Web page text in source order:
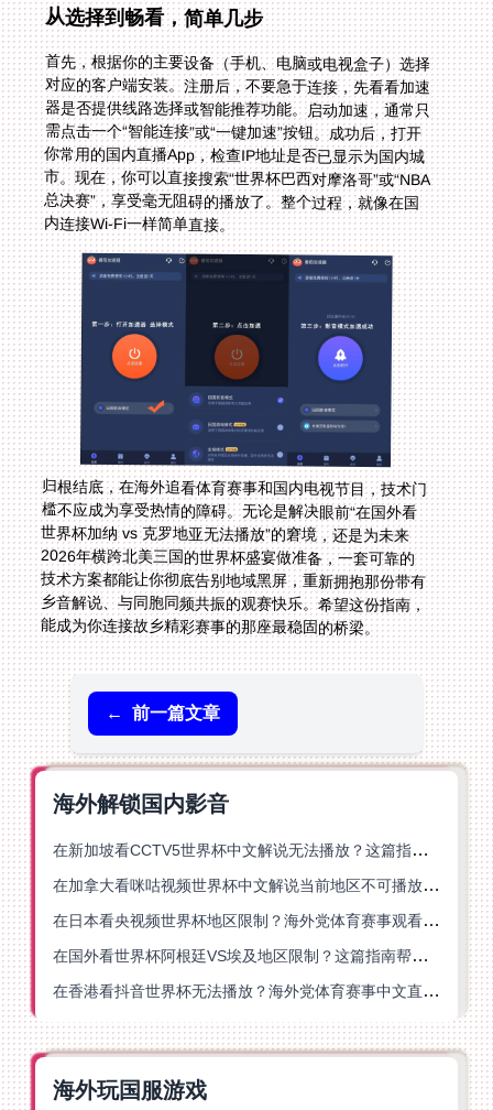
从选择到畅看，简单几步
首先，根据你的主要设备（手机、电脑或电视盒子）选择
对应的客户端安装。注册后，不要急于连接，先看看加速
器是否提供线路选择或智能推荐功能。启动加速，通常只
需点击一个“智能连接”或“一键加速”按钮。成功后，打开
你常用的国内直播App，检查IP地址是否已显示为国内城
市。现在，你可以直接搜索“世界杯巴西对摩洛哥”或“NBA
总决赛”，享受毫无阻碍的播放了。整个过程，就像在国
内连接Wi-Fi一样简单直接。
归根结底，在海外追看体育赛事和国内电视节目，技术门
槛不应成为享受热情的障碍。无论是解决眼前“在国外看
世界杯加纳 vs 克罗地亚无法播放”的窘境，还是为未来
2026年横跨北美三国的世界杯盛宴做准备，一套可靠的
技术方案都能让你彻底告别地域黑屏，重新拥抱那份带有
乡音解说、与同胞同频共振的观赛快乐。希望这份指南，
能成为你连接故乡精彩赛事的那座最稳固的桥梁。
← 前一篇文章
海外解锁国内影音
在新加坡看CCTV5世界杯中文解说无法播放？这篇指南帮你解锁海外体育直播自由
在加拿大看咪咕视频世界杯中文解说当前地区不可播放？这篇指南帮你一键解决
在日本看央视频世界杯地区限制？海外党体育赛事观看终极指南
在国外看世界杯阿根廷VS埃及地区限制？这篇指南帮你搞定中文直播+解说
在香港看抖音世界杯无法播放？海外党体育赛事中文直播终极指南
海外玩国服游戏